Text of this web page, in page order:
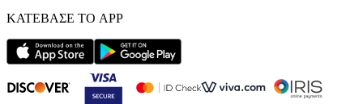
ΚΑΤΕΒΑΣΕ ΤΟ APP